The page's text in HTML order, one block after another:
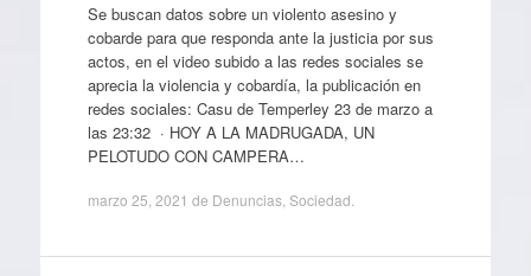
Se buscan datos sobre un violento asesino y
cobarde para que responda ante la justicia por sus
actos, en el video subido a las redes sociales se
aprecia la violencia y cobardía, la publicación en
redes sociales: Casu de Temperley 23 de marzo a
las 23:32 · HOY A LA MADRUGADA, UN
PELOTUDO CON CAMPERA…
marzo 25, 2021 de Denuncias, Sociedad